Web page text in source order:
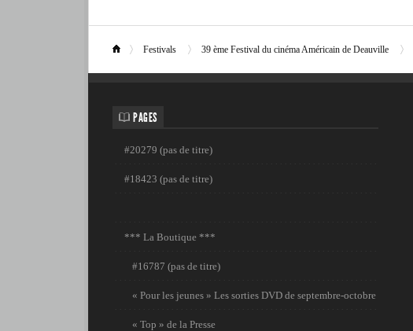
Festivals 39 ème Festival du cinéma Américain de Deauville
PAGES
#20279 (pas de titre)
#18423 (pas de titre)
*** La Boutique ***
#16787 (pas de titre)
« Pour les jeunes » Les sorties DVD de septembre-octobre
« Top » de la Presse